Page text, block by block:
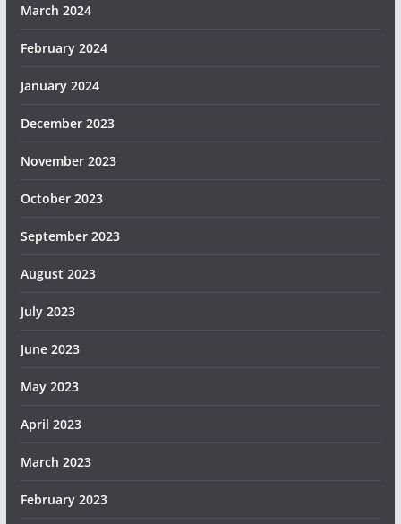
March 2024
February 2024
January 2024
December 2023
November 2023
October 2023
September 2023
August 2023
July 2023
June 2023
May 2023
April 2023
March 2023
February 2023